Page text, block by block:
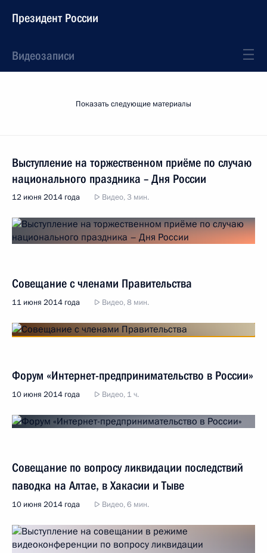
Президент России
Видеозаписи
Показать следующие материалы
Выступление на торжественном приёме по случаю
национального праздника – Дня России
12 июня 2014 года Видео, 3 мин.
Совещание с членами Правительства
11 июня 2014 года Видео, 8 мин.
Форум «Интернет-предпринимательство в России»
10 июня 2014 года Видео, 1 ч.
Совещание по вопросу ликвидации последствий
паводка на Алтае, в Хакасии и Тыве
10 июня 2014 года Видео, 6 мин.